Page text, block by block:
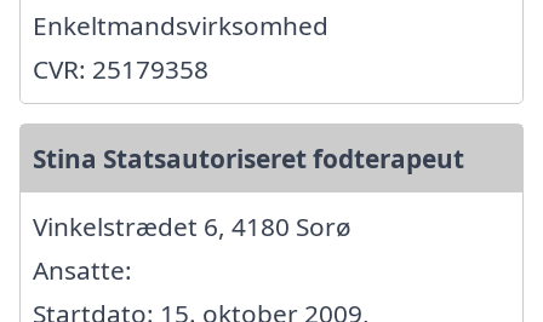
Enkeltmandsvirksomhed
CVR: 25179358
Stina Statsautoriseret fodterapeut
Vinkelstrædet 6, 4180 Sorø
Ansatte:
Startdato: 15. oktober 2009,